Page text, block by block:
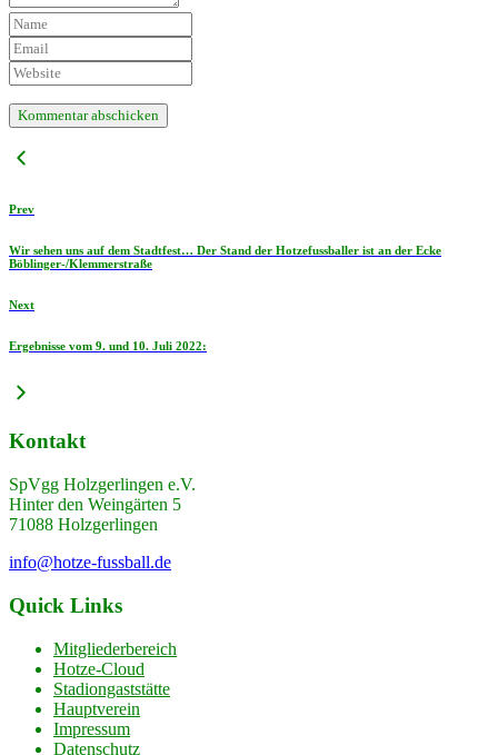
Prev
Wir sehen uns auf dem Stadtfest… Der Stand der Hotzefussballer ist an der Ecke
Böblinger-/Klemmerstraße
Next
Ergebnisse vom 9. und 10. Juli 2022:
Kontakt
SpVgg Holzgerlingen e.V.
Hinter den Weingärten 5
71088 Holzgerlingen
info@hotze-fussball.de
Quick Links
Mitgliederbereich
Hotze-Cloud
Stadiongaststätte
Hauptverein
Impressum
Datenschutz